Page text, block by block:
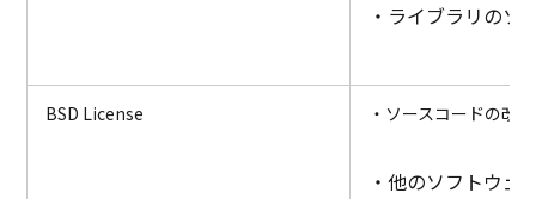
・ライブラリのソ
BSD License ・ソースコードの改
・他のソフトウェ